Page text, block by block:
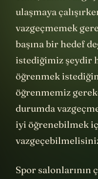
ulaşmaya
vazgeçmemek
başına bir hedef
istediğimiz şeydir
öğrenmek
öğrenmemiz
durumda
iyi öğrenebilmek
Spor salonlarının